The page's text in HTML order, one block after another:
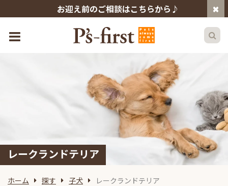
お迎え前のご相談はこちらから♪
レークランドテリア
ホーム 探す 子犬 レークランドテリア